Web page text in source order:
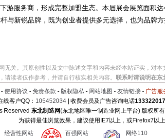
游服务商，形成完整加盟生态。本届展会展览面积
与新锐品牌，既为创业者提供多元选择，也为品牌
无关。其原创性以及文中陈述文字和内容未经本站证实，对
读者仅作参考，并请自行核实相关内容。 联系时请说明在东
- 使用协议 - 免责条款 - 版权隐私 - 网站地图 - 友情链接 - 广告服
线客户QQ： 105452034| 收费会员及广告咨询电话
Reserved 东北制造网(东北地区唯一制造业网上平台) 版权所有
为获得最佳浏览效果，建议使用IE7以上，或Firefox7以
经营性网站
百强网站 网络110